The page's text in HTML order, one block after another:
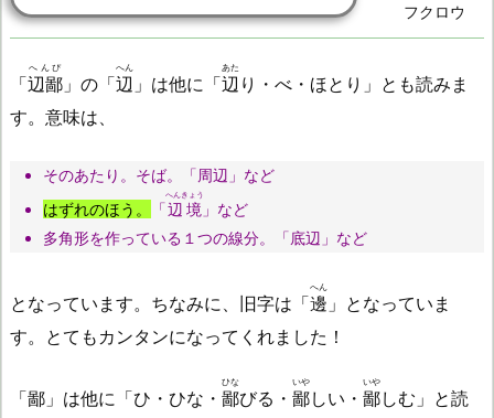
フクロウ
「辺鄙
へんぴ
」の「辺
へん
」は他に「辺
あた
り・べ・ほとり」とも読みま
す。意味は、
そのあたり。そば。「周辺」など
はずれのほう。
「辺境
へんきょう
」など
多角形を作っている１つの線分。「底辺」など
となっています。ちなみに、旧字は「邊
へん
」となっていま
す。とてもカンタンになってくれました！
「鄙」は他に「ひ・ひな・ 鄙
ひな
びる・ 鄙
いや
しい・ 鄙
いや
しむ」と読